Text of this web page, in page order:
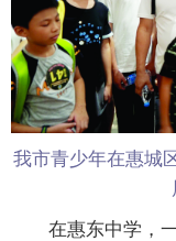
我市青少年在惠城
在惠东中学，一